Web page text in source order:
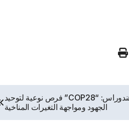
وزير خارجية هندوراس: “COP28” فرص نوعية لتوحيد
الجهود ومواجهة التغيرات المناخية